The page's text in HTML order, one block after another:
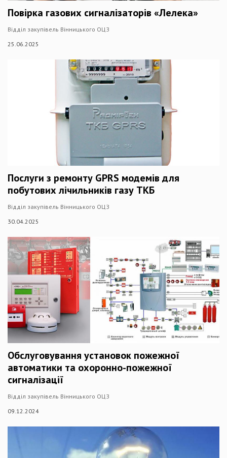
Повірка газових сигналізаторів «Лелека»
Відділ закупівель Вінницького ОЦЗ
25.06.2025
Послуги з ремонту GPRS модемів для
побутових лічильників газу ТКБ
Відділ закупівель Вінницького ОЦЗ
30.04.2025
Обслуговування установок пожежної
автоматики та охоронно-пожежної
сигналізації
Відділ закупівель Вінницького ОЦЗ
09.12.2024